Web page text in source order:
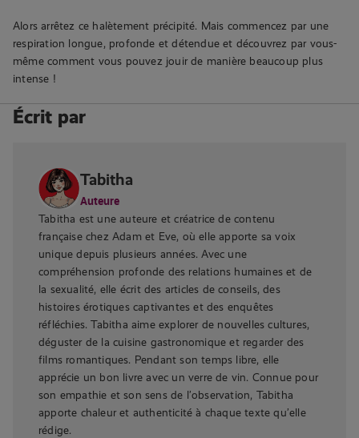
Alors arrêtez ce halètement précipité. Mais commencez par une
respiration longue, profonde et détendue et découvrez par vous-
même comment vous pouvez jouir de manière beaucoup plus
intense !
Écrit par
Tabitha
Auteure
Tabitha est une auteure et créatrice de contenu
française chez Adam et Eve, où elle apporte sa voix
unique depuis plusieurs années. Avec une
compréhension profonde des relations humaines et de
la sexualité, elle écrit des articles de conseils, des
histoires érotiques captivantes et des enquêtes
réfléchies. Tabitha aime explorer de nouvelles cultures,
déguster de la cuisine gastronomique et regarder des
films romantiques. Pendant son temps libre, elle
apprécie un bon livre avec un verre de vin. Connue pour
son empathie et son sens de l’observation, Tabitha
apporte chaleur et authenticité à chaque texte qu’elle
rédige.